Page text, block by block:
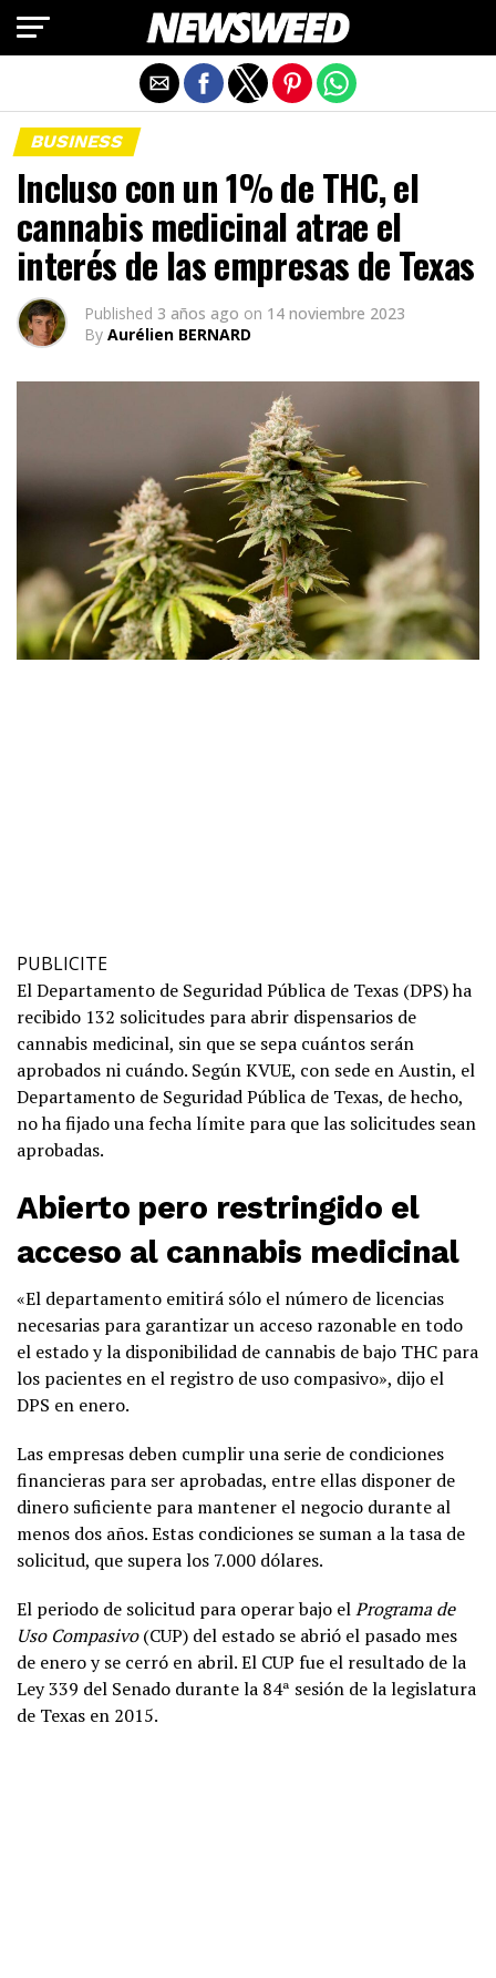
BUSINESS
Incluso con un 1% de THC, el
cannabis medicinal atrae el
interés de las empresas de Texas
Published 3 años ago on 14 noviembre 2023
By Aurélien BERNARD
PUBLICITE
El Departamento de Seguridad Pública de Texas (DPS) ha
recibido 132 solicitudes para abrir dispensarios de
cannabis medicinal, sin que se sepa cuántos serán
aprobados ni cuándo. Según KVUE, con sede en Austin, el
Departamento de Seguridad Pública de Texas, de hecho,
no ha fijado una fecha límite para que las solicitudes sean
aprobadas.
Abierto pero restringido el
acceso al cannabis medicinal
«El departamento emitirá sólo el número de licencias
necesarias para garantizar un acceso razonable en todo
el estado y la disponibilidad de cannabis de bajo THC para
los pacientes en el registro de uso compasivo», dijo el
DPS en enero.
Las empresas deben cumplir una serie de condiciones
financieras para ser aprobadas, entre ellas disponer de
dinero suficiente para mantener el negocio durante al
menos dos años. Estas condiciones se suman a la tasa de
solicitud, que supera los 7.000 dólares.
El periodo de solicitud para operar bajo elPrograma de
Uso Compasivo(CUP) del estado se abrió el pasado mes
de enero y se cerró en abril. El CUP fue el resultado de la
Ley 339 del Senado durante la 84ª sesión de la legislatura
de Texas en 2015.
Salir de la versión móvil